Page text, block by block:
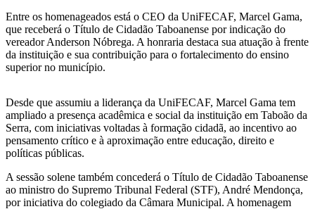
Entre os homenageados está o CEO da UniFECAF, Marcel Gama,
que receberá o Título de Cidadão Taboanense por indicação do
vereador Anderson Nóbrega. A honraria destaca sua atuação à frente
da instituição e sua contribuição para o fortalecimento do ensino
superior no município.
Desde que assumiu a liderança da UniFECAF, Marcel Gama tem
ampliado a presença acadêmica e social da instituição em Taboão da
Serra, com iniciativas voltadas à formação cidadã, ao incentivo ao
pensamento crítico e à aproximação entre educação, direito e
políticas públicas.
A sessão solene também concederá o Título de Cidadão Taboanense
ao ministro do Supremo Tribunal Federal (STF), André Mendonça,
por iniciativa do colegiado da Câmara Municipal. A homenagem